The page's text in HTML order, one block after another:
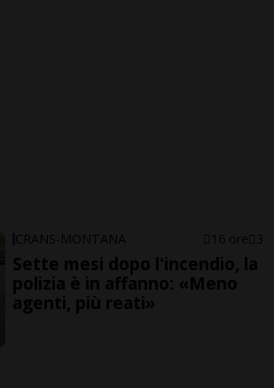
CRANS-MONTANA 16 ore 3
Sette mesi dopo l'incendio, la
polizia è in affanno: «Meno
agenti, più reati»